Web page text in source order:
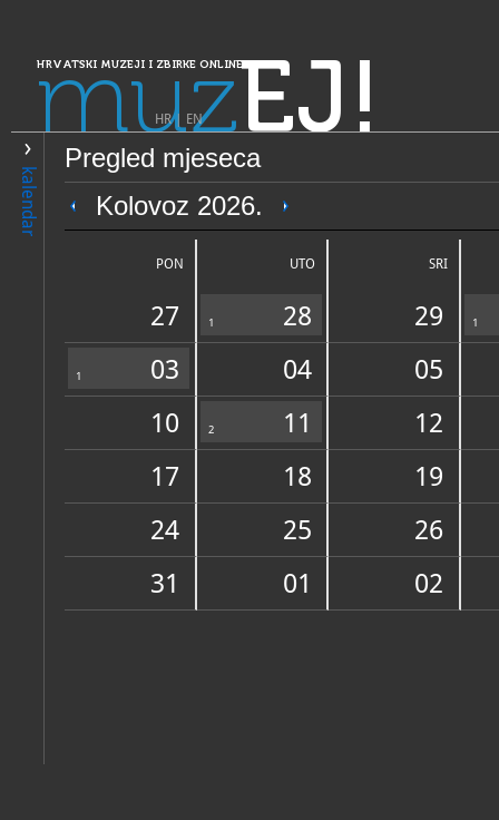
HRVATSKI MUZEJI I ZBIRKE ONLINE
muzEJ!
HR| EN
kalendar
Pregled mjeseca
Kolovoz 2026.
PON UTO SRI
27 1 28 29 1
1 03 04
05
10
2 11
12
17
18
19
24
25
26
31
01 02
PRETRAŽIVANJE
Dalmacija
Muzejska zbirka KUD-a
OPĆI PODACI
Zbirke